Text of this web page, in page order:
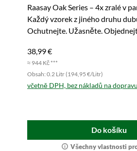
Raasay Oak Series – 4x zralé v
Každý vzorek z jiného druhu
Ochutnejte. Užasněte.
38,99 €
≈ 944 Kč ***
Obsah: 0.2 Litr (194,95 €/Litr)
včetně DPH, bez nákladů na dopravu
Do košíku
Všechny vlastnosti